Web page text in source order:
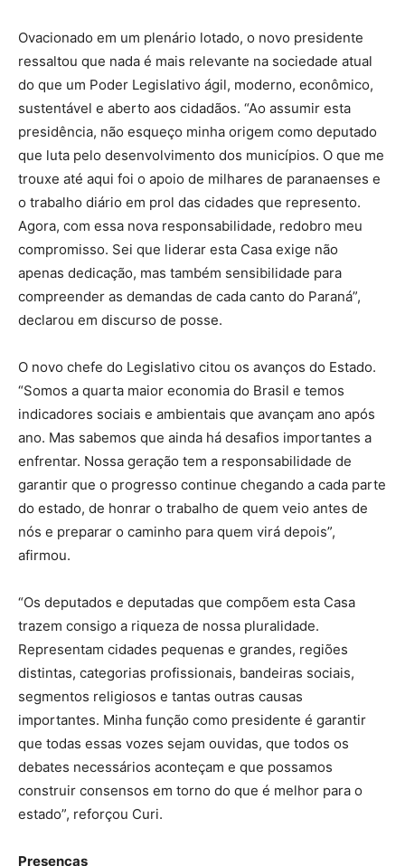
Ovacionado em um plenário lotado, o novo presidente
ressaltou que nada é mais relevante na sociedade atual
do que um Poder Legislativo ágil, moderno, econômico,
sustentável e aberto aos cidadãos. “Ao assumir esta
presidência, não esqueço minha origem como deputado
que luta pelo desenvolvimento dos municípios. O que me
trouxe até aqui foi o apoio de milhares de paranaenses e
o trabalho diário em prol das cidades que represento.
Agora, com essa nova responsabilidade, redobro meu
compromisso. Sei que liderar esta Casa exige não
apenas dedicação, mas também sensibilidade para
compreender as demandas de cada canto do Paraná”,
declarou em discurso de posse.
O novo chefe do Legislativo citou os avanços do Estado.
“Somos a quarta maior economia do Brasil e temos
indicadores sociais e ambientais que avançam ano após
ano. Mas sabemos que ainda há desafios importantes a
enfrentar. Nossa geração tem a responsabilidade de
garantir que o progresso continue chegando a cada parte
do estado, de honrar o trabalho de quem veio antes de
nós e preparar o caminho para quem virá depois”,
afirmou.
“Os deputados e deputadas que compõem esta Casa
trazem consigo a riqueza de nossa pluralidade.
Representam cidades pequenas e grandes, regiões
distintas, categorias profissionais, bandeiras sociais,
segmentos religiosos e tantas outras causas
importantes. Minha função como presidente é garantir
que todas essas vozes sejam ouvidas, que todos os
debates necessários aconteçam e que possamos
construir consensos em torno do que é melhor para o
estado”, reforçou Curi.
Presenças